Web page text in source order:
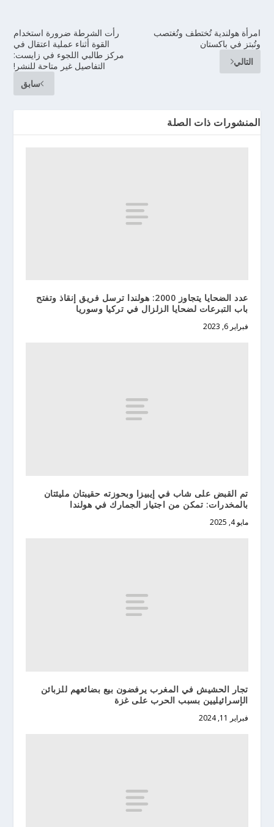
رأت الشرطة ضرورة استخدام
القوة أثناء عملية اعتقال في
مركز طالبي اللجوء في زايست:
التفاصيل غير متاحة للنشر!
سابق
امرأة هولندية تُختطف وتُغتصب
وتُبتز في باكستان
التالي
المنشورات ذات الصلة
عدد الضحايا يتجاوز 2000: هولندا ترسل فريق إنقاذ وتفتح
باب التبرعات لضحايا الزلزال في تركيا وسوريا
فبراير 6, 2023
تم القبض على شاب في إيبيزا وبحوزته حقيبتان مليئتان
بالمخدرات: تمكن من اجتياز الجمارك في هولندا
مايو 4, 2025
تجار الحشيش في المغرب يرفضون بيع بضائعهم للزبائن
الإسرائيليين بسبب الحرب على غزة
فبراير 11, 2024